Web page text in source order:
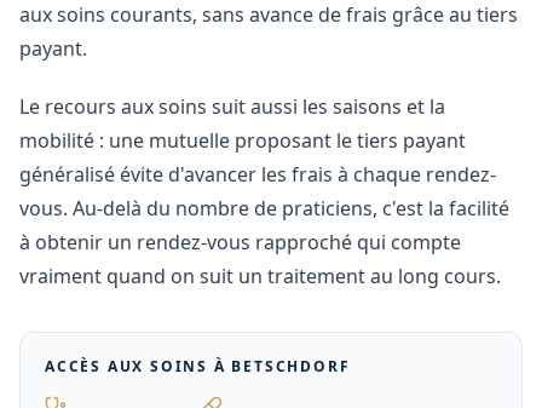
aux soins courants, sans avance de frais grâce au tiers
payant.
Le recours aux soins suit aussi les saisons et la
mobilité : une mutuelle proposant le tiers payant
généralisé évite d'avancer les frais à chaque rendez-
vous. Au-delà du nombre de praticiens, c'est la facilité
à obtenir un rendez-vous rapproché qui compte
vraiment quand on suit un traitement au long cours.
ACCÈS AUX SOINS À BETSCHDORF